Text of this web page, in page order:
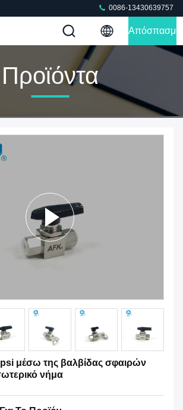
0086-13430639757
Απόσπασμα
Προϊόντα
μέσω της βαλβίδας σφαιρών
νήμα